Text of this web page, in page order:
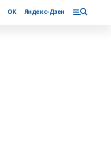
ОК Яндекс-Дзен